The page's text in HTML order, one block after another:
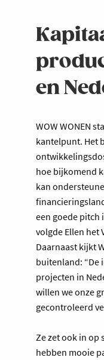
en
WOW WONEN
kantelpunt. Het
hoe bijkomend
kan
een goede pitch
volgde Ellen het
Daarnaast kijkt
buitenland: “De
projecten in
willen we onze
gecontroleerd
Ze zet ook in op
hebben mooie